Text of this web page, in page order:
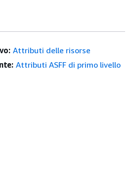
Attributi delle risorse
Attributi ASFF di primo livello